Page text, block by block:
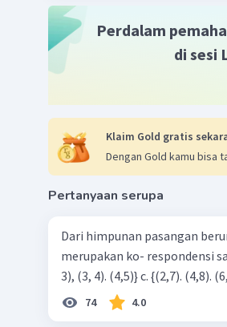
Perdalam
di sesi
Klaim Gold gratis
Dengan Gold kamu bisa
Pertanyaan serupa
Dari himpunan pasangan
merupakan ko- respondensi satu-satu? a. {(1, 1), (2, 2), (3, 3), (4,4)} b. {(1, 2), (2,
74 4.0